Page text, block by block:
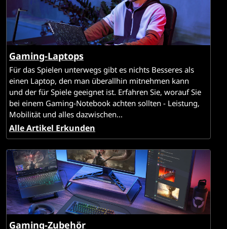
o
u
e
Gaming-Laptops
Für das Spielen unterwegs gibt es nichts Besseres als
einen Laptop, den man überallhin mitnehmen kann
und der für Spiele geeignet ist. Erfahren Sie, worauf Sie
bei einem Gaming-Notebook achten sollten - Leistung,
Mobilität und alles dazwischen...
Alle Artikel Erkunden
Gaming-Zubehör